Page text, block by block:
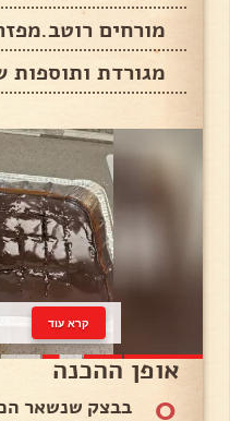
מורחים
מגורדת ותוספות
קרא עוד
אופן ההכנה
0
בבצק שנשאר